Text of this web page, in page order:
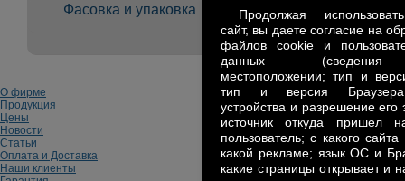
Продолжая
сайт, вы даете согласие на
файлов cookie и
данных
местоположении; тип и
тип и версия
устройства и разрешение его
источник откуда пришел
пользователь; с какого
какой рекламе; язык ОС и
какие страницы открывает и
Фасовка и упаковка
О фирме
Продукция
Цены
Новости
Статьи
Оплата и Доставка
Наши клиенты